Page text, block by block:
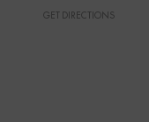
GET DIRECTIONS